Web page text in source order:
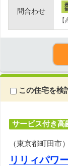
問合わせ
この住宅を検
サービス付き高
（東京都町田市）
リリィパワ